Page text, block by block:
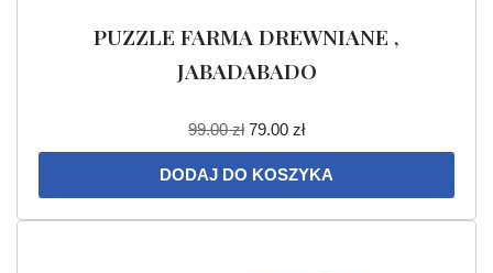
PUZZLE FARMA DREWNIANE ,
JABADABADO
99.00zł 79.00 zł
DODAJ DO KOSZYKA